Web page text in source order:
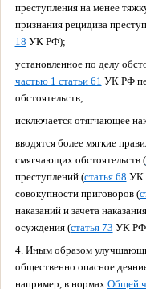
преступления на менее
признания рецидива
18 УК РФ);
установленное по делу
частью 1 статьи 61 УК РФ
обстоятельств;
исключается отягчающее
вводятся более мягкие
смягчающих обстоятельств (
преступлений (статья 68 УК
совокупности приговоров (
наказаний и зачета
осуждения (статья 73 УК
4. Иным образом
общественно опасное
например, в нормах Общей